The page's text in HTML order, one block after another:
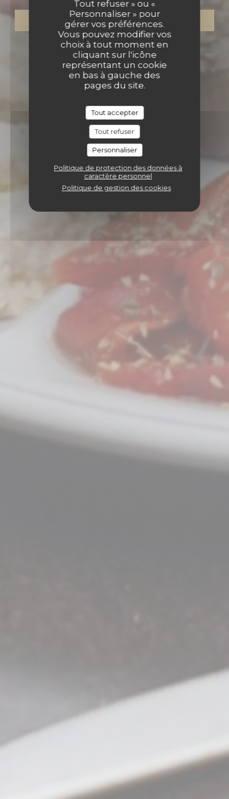
Tout refuser » ou «
Personnaliser » pour
gérer vos préférences.
Vous pouvez modifier vos
choix à tout moment en
cliquant sur l'icône
représentant un cookie
en bas à gauche des
pages du site.
Tout accepter
Tout refuser
Personnaliser
Politique de protection des données à
caractère personnel
Politique de gestion des cookies
RÉSERVER